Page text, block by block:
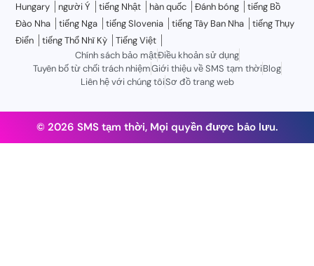
Hungary
người Ý tiếng Nhật hàn quốc Đánh bóng
tiếng Bồ
Đào Nha
tiếng Nga tiếng Slovenia tiếng Tây Ban Nha
tiếng Thụy
Điển
tiếng Thổ Nhĩ Kỳ
Tiếng Việt
Chính sách bảo mậtĐiều khoản sử dụng
Tuyên bố từ chối trách nhiệmGiới thiệu về SMS tạm thờiBlog
Liên hệ với chúng tôiSơ đồ trang web
© 2026 SMS tạm thời, Mọi quyền được bảo lưu.